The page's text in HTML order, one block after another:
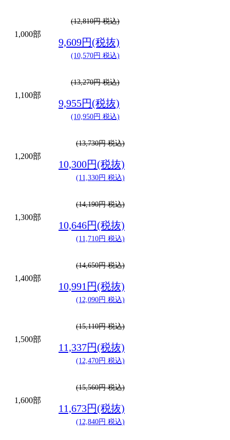
1,000部
(12,810円 税込)
9,609円(税抜)
(10,570円 税込)
1,100部
(13,270円 税込)
9,955円(税抜)
(10,950円 税込)
1,200部
(13,730円 税込)
10,300円(税抜)
(11,330円 税込)
1,300部
(14,190円 税込)
10,646円(税抜)
(11,710円 税込)
1,400部
(14,650円 税込)
10,991円(税抜)
(12,090円 税込)
1,500部
(15,110円 税込)
11,337円(税抜)
(12,470円 税込)
1,600部
(15,560円 税込)
11,673円(税抜)
(12,840円 税込)